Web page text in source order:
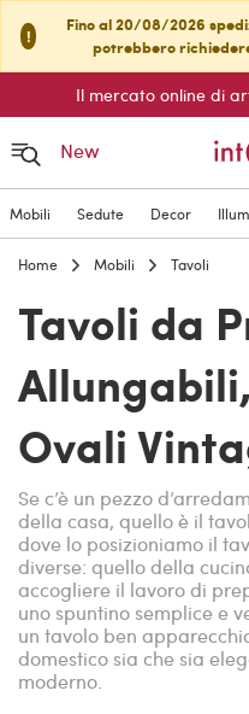
!
Fino al 20/08/2026
potrebbero
Il mercato online di
New
Mobili Sedute Decor
Home Mobili Tavoli
Tavoli da
Ovali
Se c’è un pezzo
della casa, quello è il
dove lo posizioniamo il
diverse: quello della
accogliere il lavoro di
uno spuntino semplice e
un tavolo ben
domestico sia che sia
moderno.